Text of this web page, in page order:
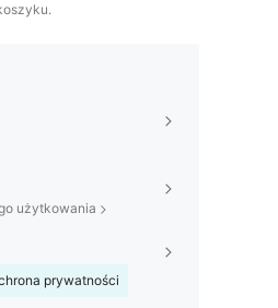
użytkowania
prywatności